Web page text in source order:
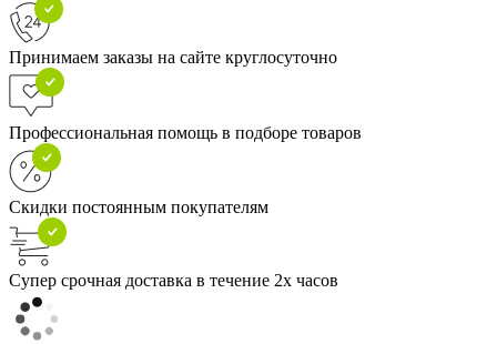
Принимаем заказы на сайте круглосуточно
Профессиональная помощь в подборе товаров
Скидки постоянным покупателям
Супер срочная доставка в течение 2х часов